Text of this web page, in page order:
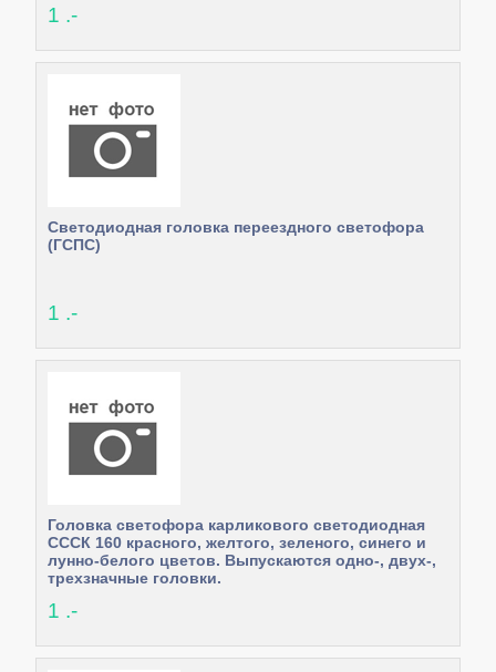
1 .-
Светодиодная головка переездного светофора
(ГСПС)
1 .-
Головка светофора карликового светодиодная
СССК 160 красного, желтого, зеленого, синего и
лунно-белого цветов. Выпускаются одно-, двух-,
трехзначные головки.
1 .-